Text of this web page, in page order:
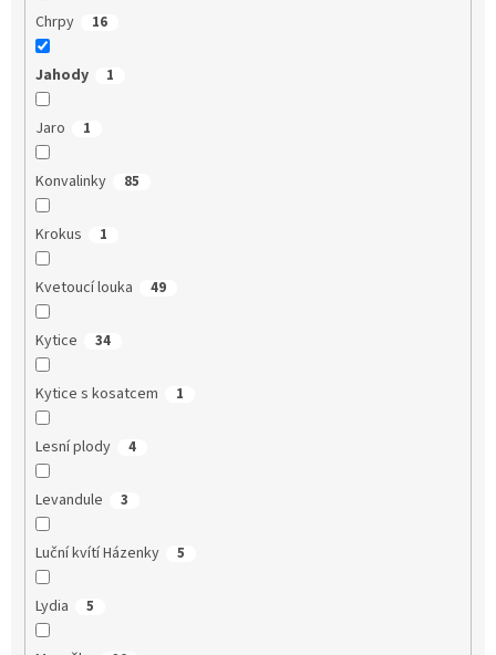
Chrpy 16
Jahody 1
Jaro 1
Konvalinky 85
Krokus 1
Kvetoucí louka 49
Kytice 34
Kytice s kosatcem 1
Lesní plody 4
Levandule 3
Luční kvítí Házenky 5
Lydia 5